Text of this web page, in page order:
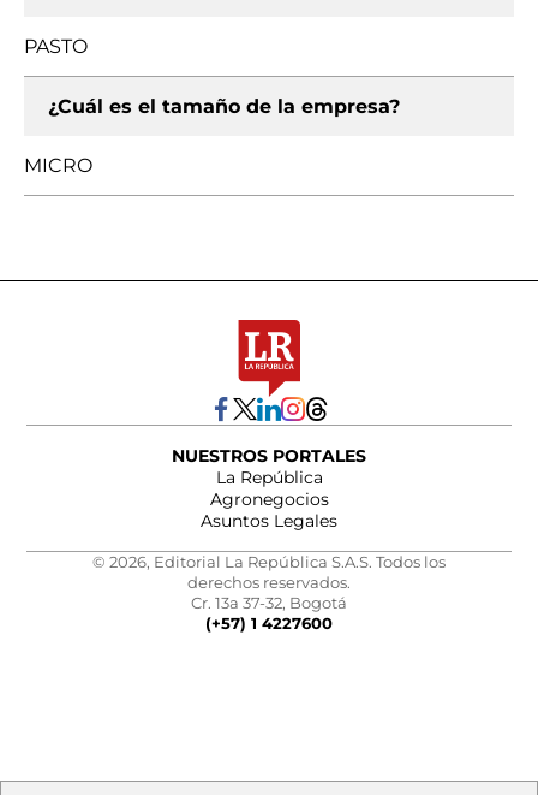
PASTO
¿Cuál es el tamaño de la empresa?
MICRO
NUESTROS PORTALES
La República
Agronegocios
Asuntos Legales
© 2026, Editorial La República S.A.S. Todos los
derechos reservados.
Cr. 13a 37-32, Bogotá
(+57) 1 4227600